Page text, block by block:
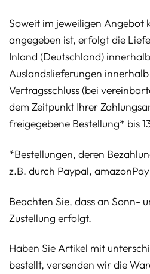
Soweit im jeweiligen Angebot
angegeben ist, erfolgt die
Inland (Deutschland)
Auslandslieferungen
Vertragsschluss (bei
dem Zeitpunkt Ihrer
freigegebene Bestellung* bis
*Bestellungen, deren
z.B. durch Paypal,
Beachten Sie, dass an Sonn-
Zustellung erfolgt.
Haben Sie Artikel mit
bestellt, versenden wir die